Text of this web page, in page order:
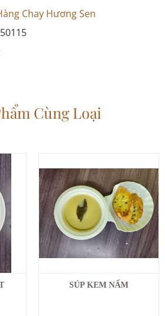
Chay Hương Sen
Cùng Loại
SÚP KEM NẤM